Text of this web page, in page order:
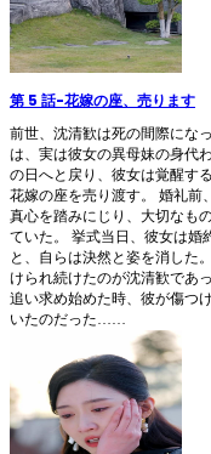
第 5 話-花嫁の座、売ります
前世、沈清歓は死の間際にな
は、実は彼女の異母妹の身代
の日へと戻り、彼女は覚醒す
花嫁の座を売り渡す。 婚礼前
真心を踏みにじり、大切なも
ていた。 挙式当日、彼女は婚
と、自らは決然と姿を消し
けられ続けたのが沈清歓であ
追い求め始めた時、彼が傷つ
いたのだった……